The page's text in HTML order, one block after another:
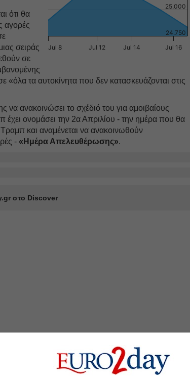
Jul 8 Jul 12 Jul 14 Jul 16
24.750
25.000
ότι θα
αγορές
σειράς
σε
«όλα τα αυτοκίνητα που δεν κατασκευάζονται στις
να ανακοινώσει το σχέδιό του για αμοιβαίους
ονομάσει την 2α Απριλίου - την ημέρα που θα
και αναμένεται να ανακοινωθούν
- «Ημέρα Απελευθέρωσης».
στο Discover